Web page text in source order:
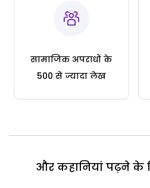
सामाजिक अपराधों के
500 से ज्यादा लेख
और कहानियां पढ़ने के